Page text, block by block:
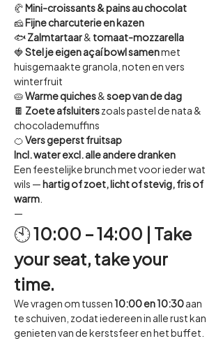
🥐 Mini-croissants & pains au chocolat
🧀 Fijne charcuterie en kazen
🐟 Zalmtartaar & tomaat-mozzarella
🍓 Stel je eigen açaí bowl samen met
huisgemaakte granola, noten en vers
winterfruit
🥧 Warme quiches & soep van de dag
🍫 Zoete afsluiters zoals pastel de nata &
chocolademuffins
🍊 Vers geperst fruitsap
Incl. water excl. alle andere dranken
Een feestelijke brunch met voor ieder wat
wils — hartig of zoet, licht of stevig, fris of
warm.
—
🕙 10:00 – 14:00 | Take
your seat, take your
time.
We vragen om tussen 10:00 en 10:30 aan
te schuiven, zodat iedereen in alle rust kan
genieten van de kerstsfeer en het buffet.